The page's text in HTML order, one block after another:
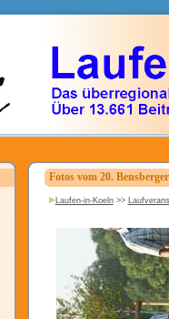
Fotos vom 20.
Laufen-in-Koeln>>